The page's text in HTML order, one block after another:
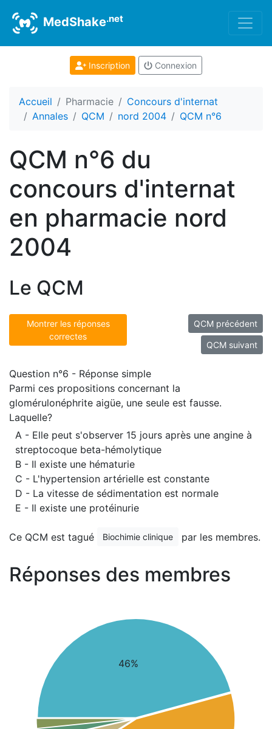
MedShake.net
Inscription Connexion
Accueil Pharmacie
Concours d'internat
Annales
QCM nord 2004 QCM n°6
QCM n°6 du
concours d'internat
en pharmacie nord
2004
Le QCM
Montrer les réponses
correctes
QCM précédent
QCM suivant
Question n°6 - Réponse simple
Parmi ces propositions concernant la
glomérulonéphrite aigüe, une seule est fausse.
Laquelle?
A - Elle peut s'observer 15 jours après une angine à
streptocoque beta-hémolytique
B - Il existe une hématurie
C - L'hypertension artérielle est constante
D - La vitesse de sédimentation est normale
E - Il existe une protéinurie
Ce QCM est tagué Biochimie clinique par les membres.
Réponses des membres
46%